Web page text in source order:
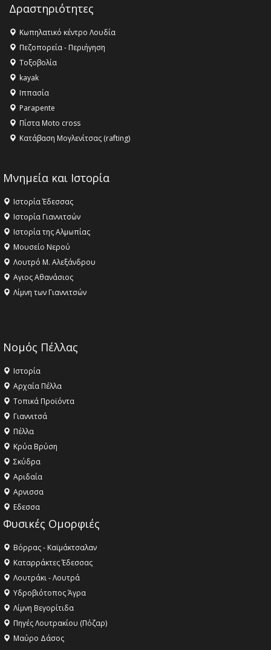
16:27 - Όλυμπος: Εντάχθηκε στον Κατάλογο Παγκόσμιας
Κληρονομιάς της UNESCO – Ομόφωνη η απόφαση Ο
Όλυμπος αναγνωρίστηκε ως φυσικό και πολιτιστικό
αγαθό εξέχουσας οικουμενικής αξίας για την
ανθρωπότητα
16:18 -
ΣΤΗΝ ΕΔΕΣΣΑ
Δραστηριότητες
Κωπηλατικό κέντρο Λουδία
Πεζοπορεία - Περιήγηση
Τοξοβολία
kayak
Ιππασία
Parapente
Πίστα Moto cross
Κατάβαση Μογλενίτσας (rafting)
Μνημεία και Ιστορία
Ιστορία Έδεσσας
Ιστορία Γιαννιτσών
Ιστορία της Αλμωπίας
Μουσείο Νερού
Λουτρό Μ. Αλεξάνδρου
Αγιος Αθανάσιος
Λίμνη των Γιαννιτσών
Νομός Πέλλας
Ιστορία
Αρχαία Πέλλα
Τοπικά Προϊόντα
Γιαννιτσά
Πέλλα
Κρύα Βρύση
Σκύδρα
Αριδαία
Aρνισσα
Eδεσσα
Φυσικές Ομορφιές
Βόρρας - Καϊμάκτσαλαν
Καταρράκτες Έδεσσας
Λουτράκι - Λουτρά
Υδροβιότοπος Άγρα
Λίμνη Βεγορίτιδα
Πηγές Λουτρακίου (Πόζαρ)
Μαύρο Δάσος